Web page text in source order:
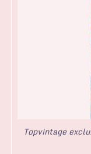
Topvintage